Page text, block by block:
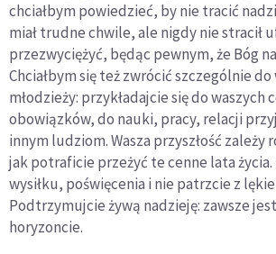
chciałbym powiedzieć, by nie tracić
miał trudne chwile, ale nigdy nie stracił
przezwyciężyć, będąc pewnym, że Bóg
Chciałbym się też zwrócić szczególnie do
młodzieży: przykładajcie się do waszych
obowiązków, do nauki, pracy, relacji
innym ludziom. Wasza przyszłość zależy
jak potraficie przeżyć te cenne lata życia.
wysiłku, poświęcenia i nie patrzcie z
Podtrzymujcie żywą nadzieję: zawsze
horyzoncie.